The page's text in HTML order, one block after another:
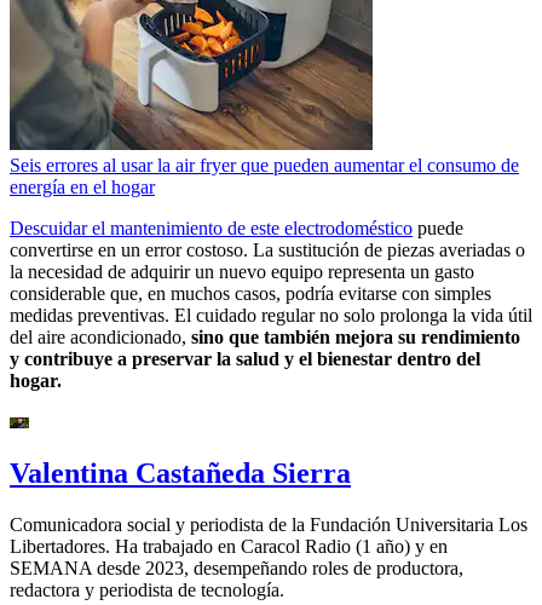
Seis errores al usar la air fryer que pueden aumentar el consumo de
energía en el hogar
Descuidar el mantenimiento de este electrodoméstico puede
convertirse en un error costoso. La sustitución de piezas averiadas o
la necesidad de adquirir un nuevo equipo representa un gasto
considerable que, en muchos casos, podría evitarse con simples
medidas preventivas. El cuidado regular no solo prolonga la vida útil
del aire acondicionado, sino que también mejora su rendimiento
y contribuye a preservar la salud y el bienestar dentro del
hogar.
Valentina Castañeda Sierra
Comunicadora social y periodista de la Fundación Universitaria Los
Libertadores. Ha trabajado en Caracol Radio (1 año) y en
SEMANA desde 2023, desempeñando roles de productora,
redactora y periodista de tecnología.